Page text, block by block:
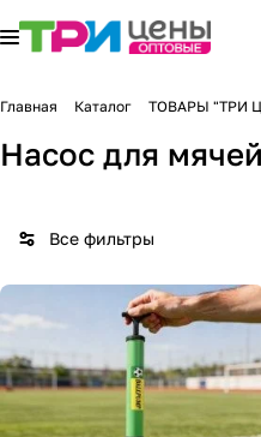
Главная Каталог ТОВАРЫ "ТРИ
Насос для мячей
Все фильтры